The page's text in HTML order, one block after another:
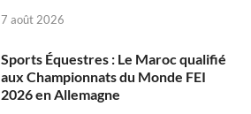
7 août 2026
Sports Équestres : Le Maroc qualifié
aux Championnats du Monde FEI
2026 en Allemagne